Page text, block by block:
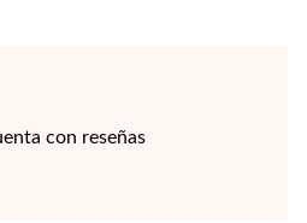
con reseñas